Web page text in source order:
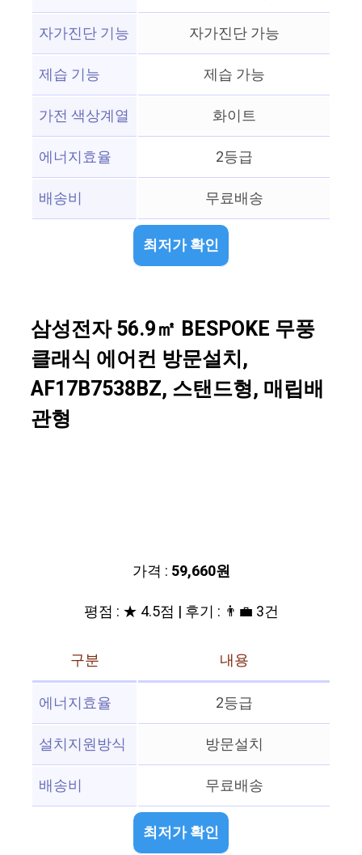
자가진단 기능
자가진단 가능
제습 기능
제습 가능
가전 색상계열
화이트
에너지효율
2등급
배송비
무료배송
최저가 확인
삼성전자 56.9㎡ BESPOKE 무풍
클래식 에어컨 방문설치,
AF17B7538BZ, 스탠드형, 매립배
관형
가격 : 59,660원
평점 : ★ 4.5점 | 후기 : 👨‍💼 3건
구분
내용
에너지효율
2등급
설치지원방식
방문설치
배송비
무료배송
최저가 확인